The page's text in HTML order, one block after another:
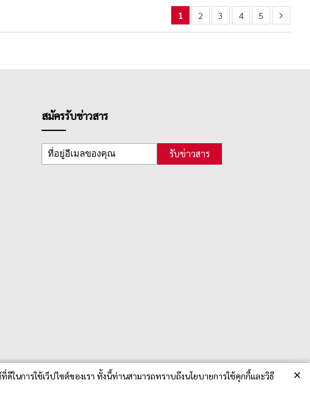
การใช้เว็ปไซต์ของเรา ทั้งนี้ท่านสามารถทราบถึงนโยบายการใช้คุกกี้และวิธี
×
1 2 3 4 5
สมัครรับข่าวสาร
รับข่าวสาร